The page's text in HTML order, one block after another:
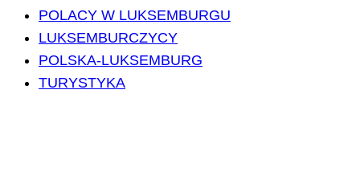
POLACY W LUKSEMBURGU
LUKSEMBURCZYCY
POLSKA-LUKSEMBURG
TURYSTYKA